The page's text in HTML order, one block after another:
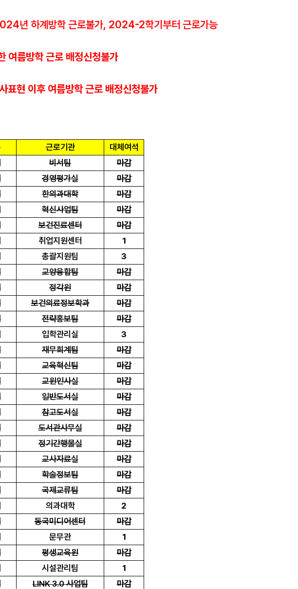
년 하계방학 근로불가, 2024-2학기부터 근로가능
여름방학 근로 배정신청불가
표현 이후 여름방학 근로 배정신청불가
근로기관
대체여석
비서팀
마감
경영평가실
마감
한의과대학
마감
혁신사업팀
마감
보건진료센터
마감
취업지원센터
1
총괄지원팀
3
교양융합팀
마감
정각원
마감
보건의료정보학과
마감
전략홍보팀
마감
입학관리실
3
재무회계팀
마감
교육혁신팀
마감
교원인사실
마감
일반도서실
마감
참고도서실
마감
도서관사무실
마감
정기간행물실
마감
교사자료실
마감
학술정보팀
마감
국제교류팀
마감
의과대학
2
동국미디어센터
마감
문무관
1
평생교육원
마감
시설관리팀
1
LINK 3.0사업팀
마감